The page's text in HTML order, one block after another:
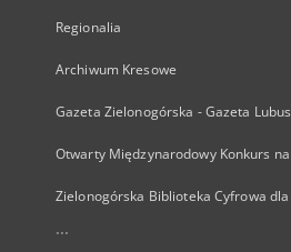
Regionalia
Archiwum Kresowe
Gazeta Zielonogórska - Gazeta
Otwarty Międzynarodowy Konkurs
Zielonogórska Biblioteka Cyfrowa
...